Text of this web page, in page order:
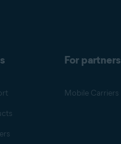
For partners
Mobile Carriers